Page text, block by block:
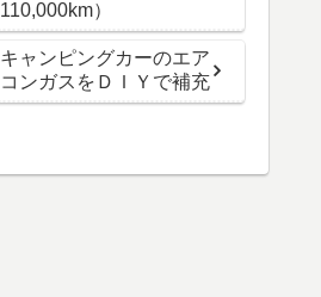
110,000km）
キャンピングカーのエア
コンガスをＤＩＹで補充